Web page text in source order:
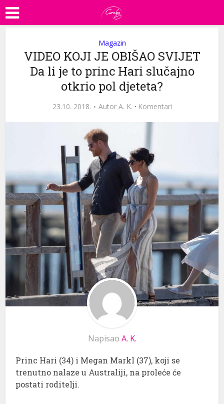
Magazin
VIDEO KOJI JE OBIŠAO SVIJET
Da li je to princ Hari slučajno
otkrio pol djeteta?
23.10. 2018. Autor A. K. · Komentari
Napisao A. K.
Princ Hari (34) i Megan Markl (37), koji se
trenutno nalaze u Australiji, na proleće će
postati roditelji.